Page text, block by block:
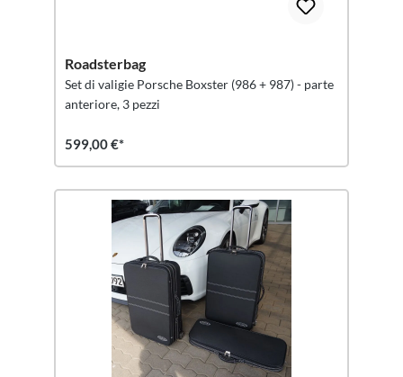
Roadsterbag
Set di valigie Porsche Boxster (986 + 987) - parte
anteriore, 3 pezzi
599,00 €*